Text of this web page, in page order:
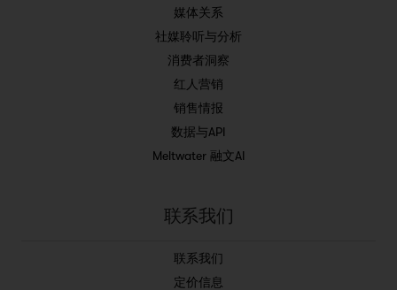
媒体关系
社媒聆听与分析
消费者洞察
红人营销
销售情报
数据与API
Meltwater 融文AI
联系我们
联系我们
定价信息